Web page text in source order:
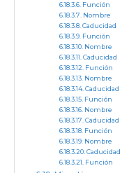
Función
Nombre
Caducidad
Función
Nombre
Caducidad
Función
Nombre
Caducidad
Función
Nombre
Caducidad
Función
Nombre
Caducidad
Función